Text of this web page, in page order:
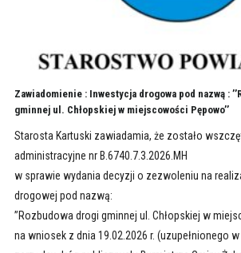
Zawiadomienie : Inwestycja drogowa pod nazwą :
gminnej ul. Chłopskiej w miejscowości Pępowo’’
Starosta Kartuski zawiadamia, że zostało
administracyjne nr B.6740.7.3.2026.MH
w sprawie wydania decyzji o zezwoleniu na
drogowej pod nazwą:
’’Rozbudowa drogi gminnej ul. Chłopskiej w
na wniosek z dnia 19.02.2026 r. (uzupełnionego w